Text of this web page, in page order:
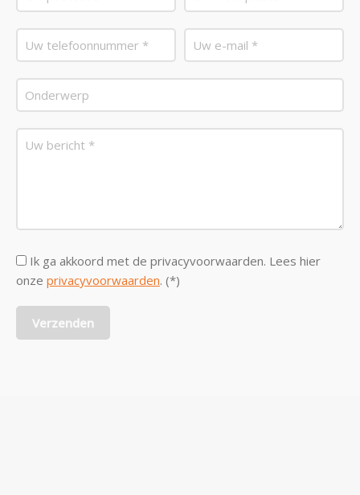
Ik ga akkoord met de privacyvoorwaarden. Lees hier
onze privacyvoorwaarden. (*)